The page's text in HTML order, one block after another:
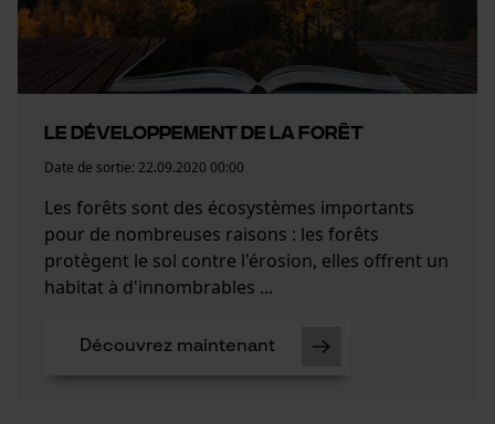
Le développement de la forêt
Date de sortie: 22.09.2020 00:00
Les forêts sont des écosystèmes importants
pour de nombreuses raisons : les forêts
protègent le sol contre l'érosion, elles offrent un
habitat à d'innombrables ...
Découvrez maintenant